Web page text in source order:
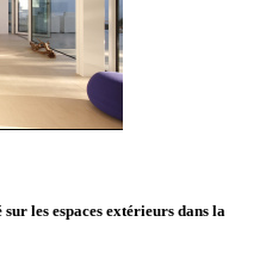
les espaces extérieurs dans la